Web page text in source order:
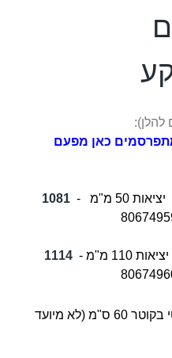
להלן):
כאן מפעם
50 מ"מ -
1081
יציאות 110 מ"מ -
1114
מכסה ביוב פלסטי בקוטר 60 ס"מ (לא מיועד